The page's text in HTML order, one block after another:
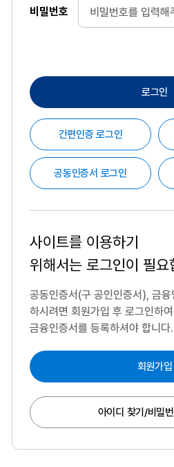
비밀번호
로그인
간편인증 로그인
공동인증서 로그인
사이트를 이용하기
위해서는 로그인이 필요
공동인증서(구 공인인증서), 금
하시려면 회원가입 후 로그인하
금융인증서를 등록하셔야 합니다.
회원가입
아이디 찾기/비밀